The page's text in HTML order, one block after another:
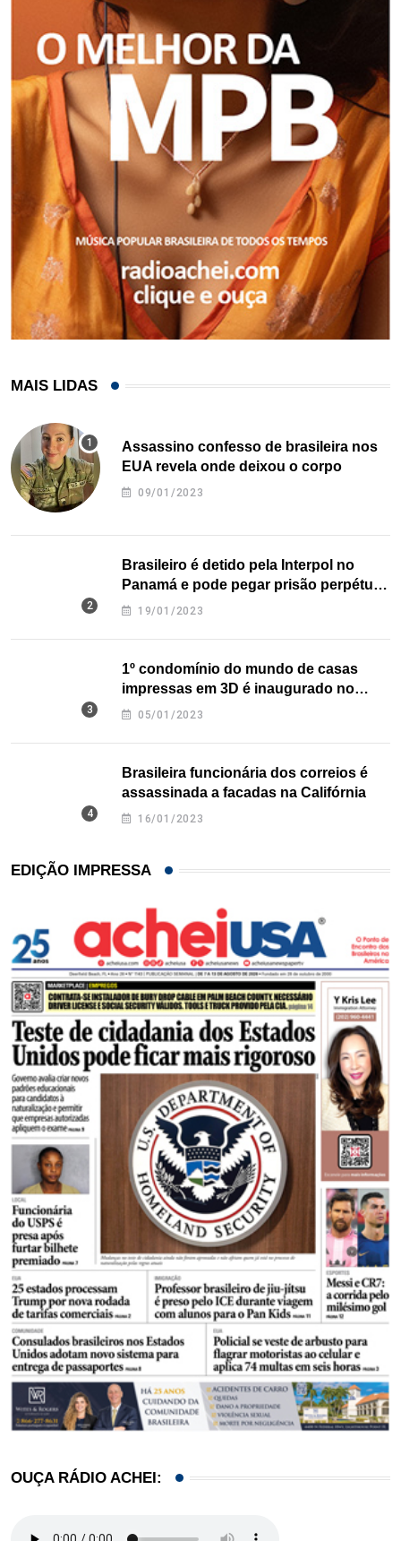
MAIS LIDAS
Assassino confesso de brasileira nos
EUA revela onde deixou o corpo
09/01/2023
Brasileiro é detido pela Interpol no
Panamá e pode pegar prisão perpétua
nos EUA
19/01/2023
1º condomínio do mundo de casas
impressas em 3D é inaugurado no
Texas
05/01/2023
Brasileira funcionária dos correios é
assassinada a facadas na Califórnia
16/01/2023
EDIÇÃO IMPRESSA
OUÇA RÁDIO ACHEI: